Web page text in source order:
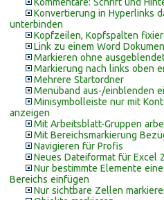
Konvertierung in Hyperlinks
unterbinden
Kopfzeilen, Kopfspalten
Link zu einem Word
Markieren ohne
Markierung nach links oben
Mehrere Startordner
Menüband aus-/einblenden
Minisymbolleiste nur mit
anzeigen
Mit Arbeitsblatt-Gruppen
Mit Bereichsmarkierung
Navigieren für Profis
Neues Dateiformat für Excel
Nur bestimmte Elemente
Bereichs einfügen
Nur sichtbare Zellen